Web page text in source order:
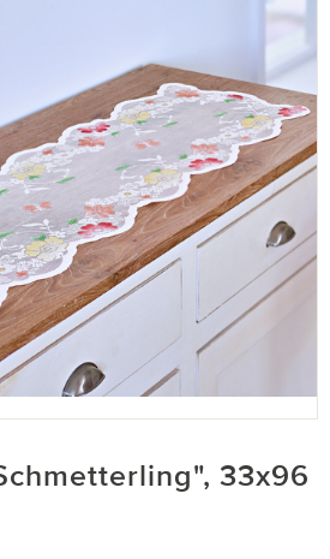
33x96